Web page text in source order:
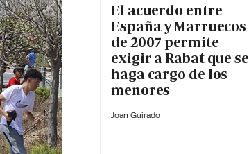
El acuerdo entre
España y Marruecos
de 2007 permite
exigir a Rabat que se
haga cargo de los
menores
Joan Guirado